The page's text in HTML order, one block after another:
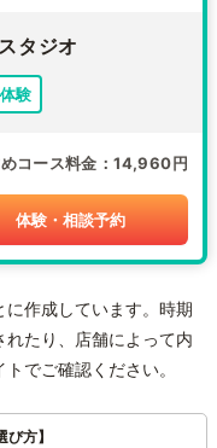
タジオ
験
コース料金 14,960円
体験・相談予約
に作成しています。時期
たり、店舗によって内
でご確認ください。
方】